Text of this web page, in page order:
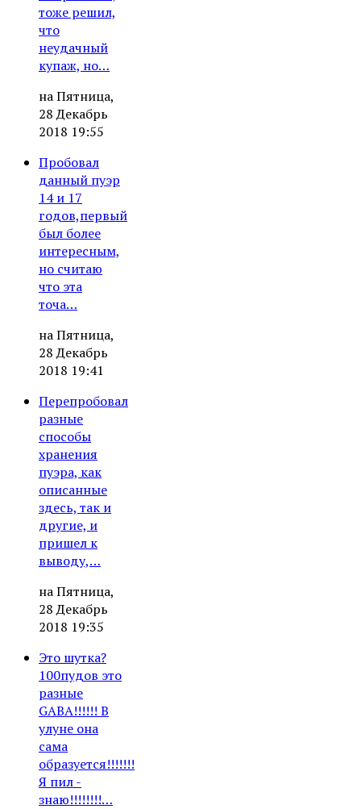
тоже решил,
что
неудачный
купаж, но…
на Пятница,
28 Декабрь
2018 19:55
Пробовал
данный пуэр
14 и 17
годов,первый
был более
интересным,
но считаю
что эта
точа…
на Пятница,
28 Декабрь
2018 19:41
Перепробовал
разные
способы
хранения
пуэра, как
описанные
здесь, так и
другие, и
пришел к
выводу,…
на Пятница,
28 Декабрь
2018 19:35
Это шутка?
100пудов это
разные
GABA!!!!!! В
улуне она
сама
образуется!!!!!!!
Я пил -
знаю!!!!!!!!…